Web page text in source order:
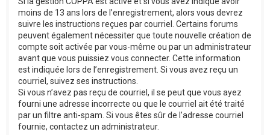
moins de 13 ans lors de l’enregistrement, alors vous devrez
suivre les instructions reçues par courriel. Certains forums
peuvent également nécessiter que toute nouvelle création de
compte soit activée par vous-même ou par un administrateur
avant que vous puissiez vous connecter. Cette information
est indiquée lors de l’enregistrement. Si vous avez reçu un
courriel, suivez ses instructions.
Si vous n’avez pas reçu de courriel, il se peut que vous ayez
fourni une adresse incorrecte ou que le courriel ait été traité
par un filtre anti-spam. Si vous êtes sûr de l’adresse courriel
fournie, contactez un administrateur.